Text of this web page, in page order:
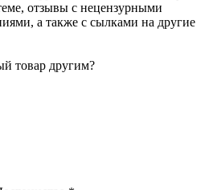
отзывы с нецензурными
а также с сылками на другие
товар другим?